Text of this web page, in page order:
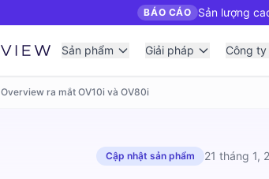
BÁO CÁO Sản lượng
Sản phẩm Giải pháp Công ty
Overview ra mắt OV10i và OV80i
Cập nhật sản phẩm 21 tháng 1,